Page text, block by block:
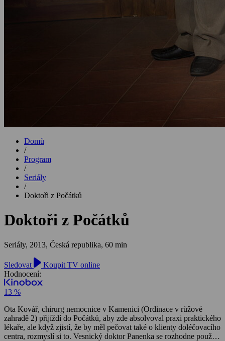
Domů
/
Program
/
Seriály
/
Doktoři z Počátků
Doktoři z Počátků
Seriály, 2013, Česká republika, 60 min
Sledovat
Koupit TV online
Hodnocení:
13 %
Ota Kovář, chirurg nemocnice v Kamenici (Ordinace v růžové
zahradě 2) přijíždí do Počátků, aby zde absolvoval praxi praktického
lékaře, ale když zjistí, že by měl pečovat také o klienty doléčovacího
centra, rozmyslí si to. Vesnický doktor Panenka se rozhodne použít